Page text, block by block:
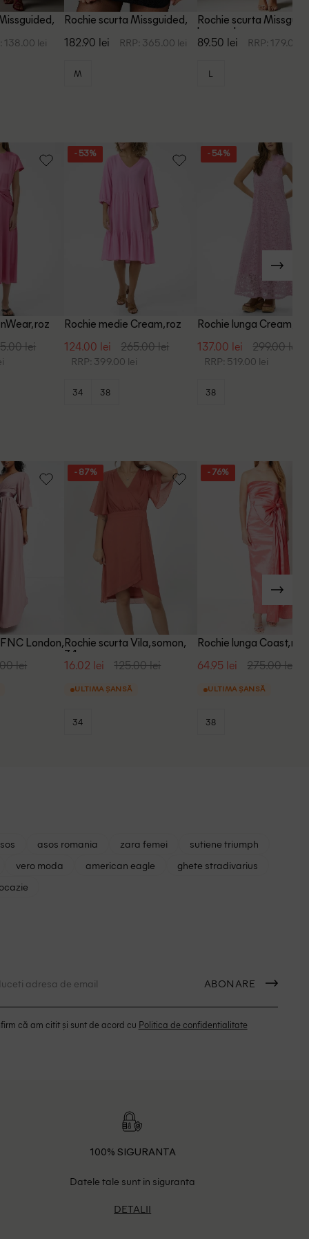
138.00 lei
Rochie scurta Missguided,
182.90 lei RRP: 365.00 lei
M
Rochie scurta
burgundy
89.50 lei RRP: 179.00
L
roz
lei
- 53%
Rochie medie Cream, roz
124.00 lei 265.00 lei
RRP: 399.00 lei
34 38
- 54%
Rochie lunga Cream,
137.00 lei 299.00 lei
RRP: 519.00 lei
38
London,
lei
- 87%
Rochie scurta Vila, somon,
34
16.02 lei 125.00 lei
ULTIMA ȘANSĂ
34
- 76%
Rochie lunga Coast, roz
64.95 lei 275.00 lei
ULTIMA ȘANSĂ
38
asos romania zara femei
sutiene triumph
vero moda american eagle
ghete stradivarius
ABONARE
că am citit și sunt de acord cu Politica de confidentialitate
100% SIGURANTA
Datele tale sunt in siguranta
DETALII